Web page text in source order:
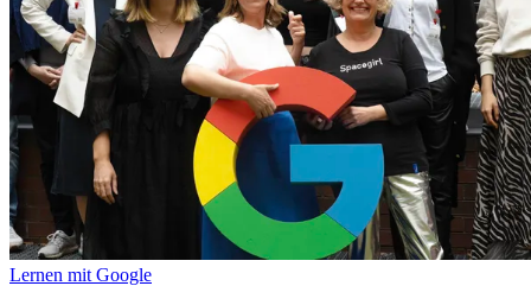
Lernen mit Google